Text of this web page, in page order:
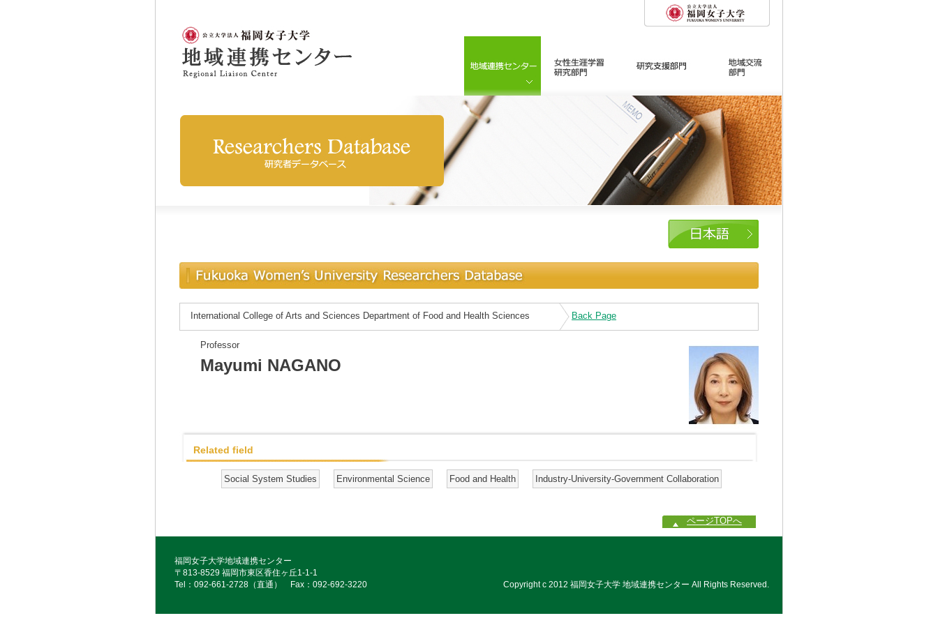
International College of Arts and Sciences Department of Food and Health Sciences Back Page
Professor
Mayumi NAGANO
Related field
Social System Studies Environmental Science Food and Health Industry-University-Government Collaboration
ページTOPへ
福岡女子大学地域連携センター
〒813-8529 福岡市東区香住ヶ丘1-1-1
Tel：092‐661‐2728（直通） Fax：092‐692‐3220
Copyright c 2012 福岡女子大学 地域連携センター All Rights Reserved.